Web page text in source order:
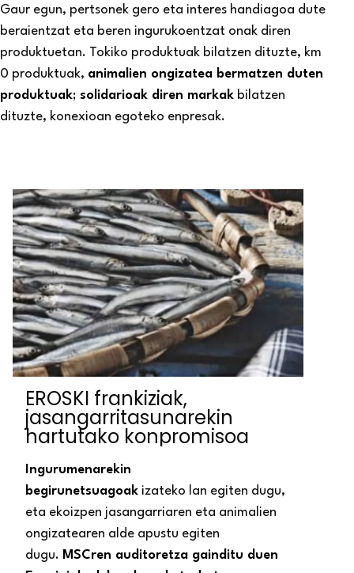
Gaur egun, pertsonek gero eta interes handiagoa dute
beraientzat eta beren ingurukoentzat onak diren
produktuetan. Tokiko produktuak bilatzen dituzte, km
0 produktuak, animalien ongizatea bermatzen duten
produktuak; solidarioak diren markak bilatzen
dituzte, konexioan egoteko enpresak.
EROSKI frankiziak,
jasangarritasunarekin
hartutako konpromisoa
Ingurumenarekin
begirunetsuagoak izateko lan egiten dugu,
eta ekoizpen jasangarriaren eta animalien
ongizatearen alde apustu egiten
dugu. MSCren auditoretza gainditu duen